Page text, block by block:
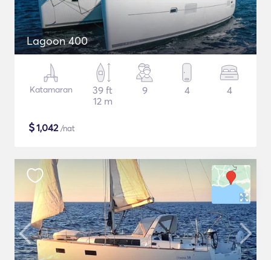
Lagoon 400
Katamaran
39 ft
12 m
9 4 4
$1,042/nat